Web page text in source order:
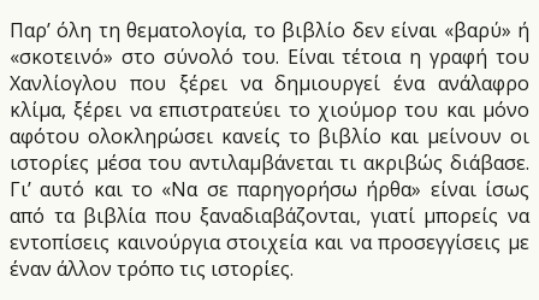
Παρ’ όλη τη θεματολογία, το βιβλίο δεν είναι «βαρύ» ή
«σκοτεινό» στο σύνολό του. Είναι τέτοια η γραφή του
Χανλίογλου που ξέρει να δημιουργεί ένα ανάλαφρο
κλίμα, ξέρει να επιστρατεύει το χιούμορ του και μόνο
αφότου ολοκληρώσει κανείς το βιβλίο και μείνουν οι
ιστορίες μέσα του αντιλαμβάνεται τι ακριβώς διάβασε.
Γι’ αυτό και το «Να σε παρηγορήσω ήρθα» είναι ίσως
από τα βιβλία που ξαναδιαβάζονται, γιατί μπορείς να
εντοπίσεις καινούργια στοιχεία και να προσεγγίσεις με
έναν άλλον τρόπο τις ιστορίες.